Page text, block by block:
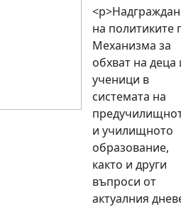
на политиките
Механизма за
обхват на деца
ученици в
системата на
и училищното
образование,
както и други
въпроси от
актуалния